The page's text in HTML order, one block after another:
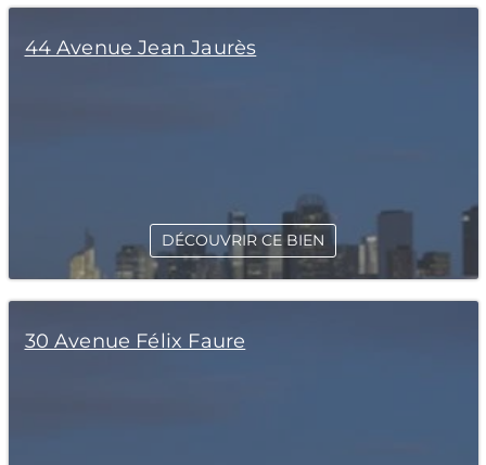
44 Avenue Jean Jaurès
DÉCOUVRIR CE BIEN
30 Avenue Félix Faure